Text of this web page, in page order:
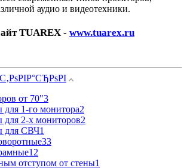
аудио и видеотехники.
TUAREX - www.tuarex.ru
от 70"3
1-го монитора2
2-х мониторов2
для СВЧ1
33
12
отступом от стены1